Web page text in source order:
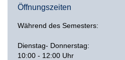
Öffnungszeiten
Während des Semesters:
Dienstag- Donnerstag:
10:00 - 12:00 Uhr